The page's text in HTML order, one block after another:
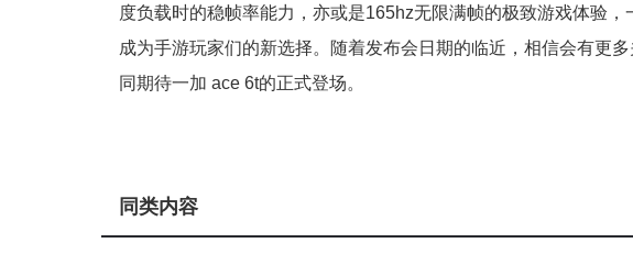
度负载时的稳帧率能力，亦或是165hz无限满帧的极致游戏体验
成为手游玩家们的新选择。随着发布会日期的临近，相信会有更
同期待一加 ace 6t的正式登场。
同类内容